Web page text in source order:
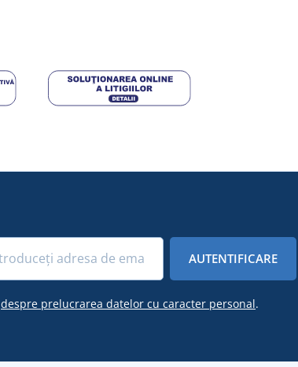
AUTENTIFICARE
despre prelucrarea datelor cu caracter personal.